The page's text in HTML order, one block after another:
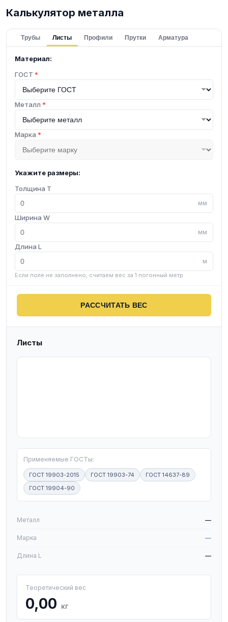
Калькулятор металла
Трубы Листы Профили Прутки Арматура
Материал:
ГОСТ *
Металл *
Марка *
Укажите размеры:
Толщина T
мм
Ширина W
мм
Длина L
м
Если поле не заполнено, считаем вес за 1 погонный метр
РАССЧИТАТЬ ВЕС
Листы
Применяемые ГОСТы:
ГОСТ 19903-2015 ГОСТ 19903-74
ГОСТ 14637-89
ГОСТ 19904-90
Металл —
Марка —
Длина L —
Теоретический вес
0,00 кг